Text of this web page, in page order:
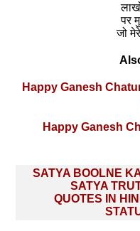
पर
जो
Happy Ganesh
Happy Ganesh
Post
navigation
SATYA BOOLNE
SATYA
QUOTES IN